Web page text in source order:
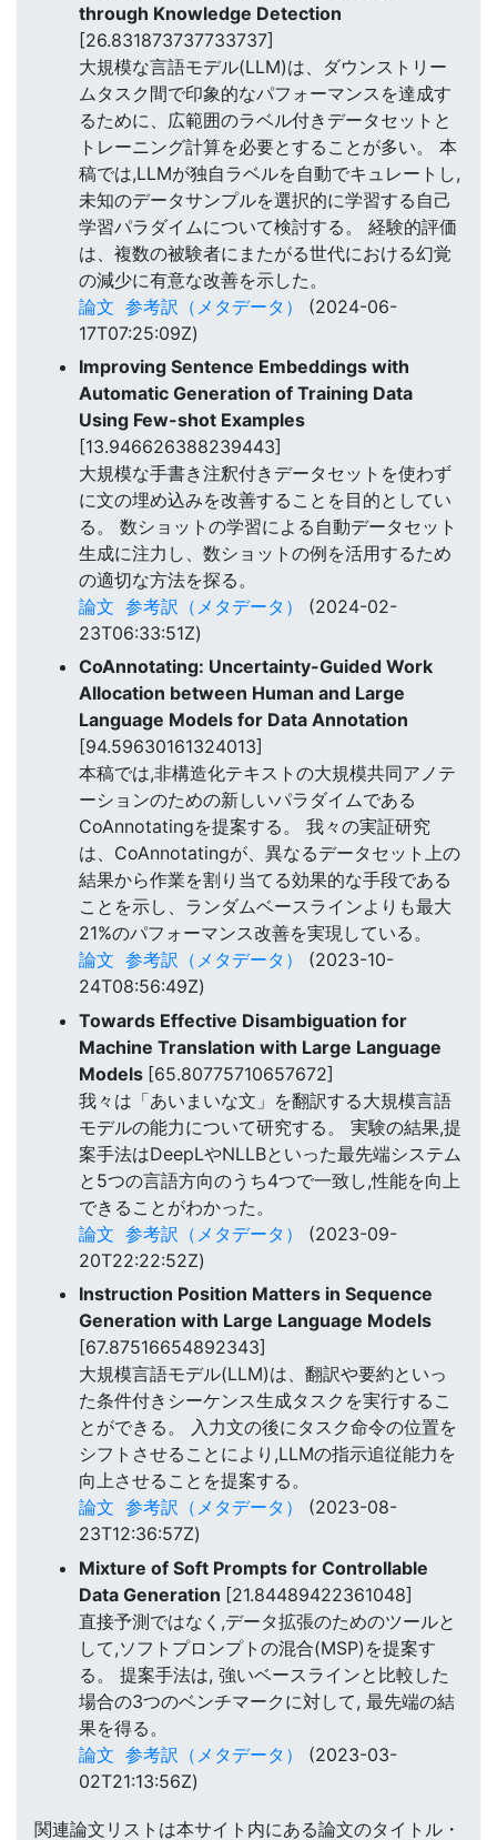
through Knowledge Detection
[26.831873737733737]
大規模な言語モデル(LLM)は、ダウンストリー
ムタスク間で印象的なパフォーマンスを達成す
るために、広範囲のラベル付きデータセットと
トレーニング計算を必要とすることが多い。 本
稿では,LLMが独自ラベルを自動でキュレートし,
未知のデータサンプルを選択的に学習する自己
学習パラダイムについて検討する。 経験的評価
は、複数の被験者にまたがる世代における幻覚
の減少に有意な改善を示した。
論文 参考訳（メタデータ）
(2024-06-
17T07:25:09Z)
Improving Sentence Embeddings with
Automatic Generation of Training Data
Using Few-shot Examples
[13.946626388239443]
大規模な手書き注釈付きデータセットを使わず
に文の埋め込みを改善することを目的としてい
る。 数ショットの学習による自動データセット
生成に注力し、数ショットの例を活用するため
の適切な方法を探る。
論文 参考訳（メタデータ）
(2024-02-
23T06:33:51Z)
CoAnnotating: Uncertainty-Guided Work
Allocation between Human and Large
Language Models for Data Annotation
[94.59630161324013]
本稿では,非構造化テキストの大規模共同アノテ
ーションのための新しいパラダイムである
CoAnnotatingを提案する。 我々の実証研究
は、CoAnnotatingが、異なるデータセット上の
結果から作業を割り当てる効果的な手段である
ことを示し、ランダムベースラインよりも最大
21%のパフォーマンス改善を実現している。
論文 参考訳（メタデータ）
(2023-10-
24T08:56:49Z)
Towards Effective Disambiguation for
Machine Translation with Large Language
Models [65.80775710657672]
我々は「あいまいな文」を翻訳する大規模言語
モデルの能力について研究する。 実験の結果,提
案手法はDeepLやNLLBといった最先端システム
と5つの言語方向のうち4つで一致し,性能を向上
できることがわかった。
論文 参考訳（メタデータ）
(2023-09-
20T22:22:52Z)
Instruction Position Matters in Sequence
Generation with Large Language Models
[67.87516654892343]
大規模言語モデル(LLM)は、翻訳や要約といっ
た条件付きシーケンス生成タスクを実行するこ
とができる。 入力文の後にタスク命令の位置を
シフトさせることにより,LLMの指示追従能力を
向上させることを提案する。
論文 参考訳（メタデータ）
(2023-08-
23T12:36:57Z)
Mixture of Soft Prompts for Controllable
Data Generation [21.84489422361048]
直接予測ではなく,データ拡張のためのツールと
して,ソフトプロンプトの混合(MSP)を提案す
る。 提案手法は, 強いベースラインと比較した
場合の3つのベンチマークに対して, 最先端の結
果を得る。
論文 参考訳（メタデータ）
(2023-03-
02T21:13:56Z)
関連論文リストは本サイト内にある論文のタイトル・